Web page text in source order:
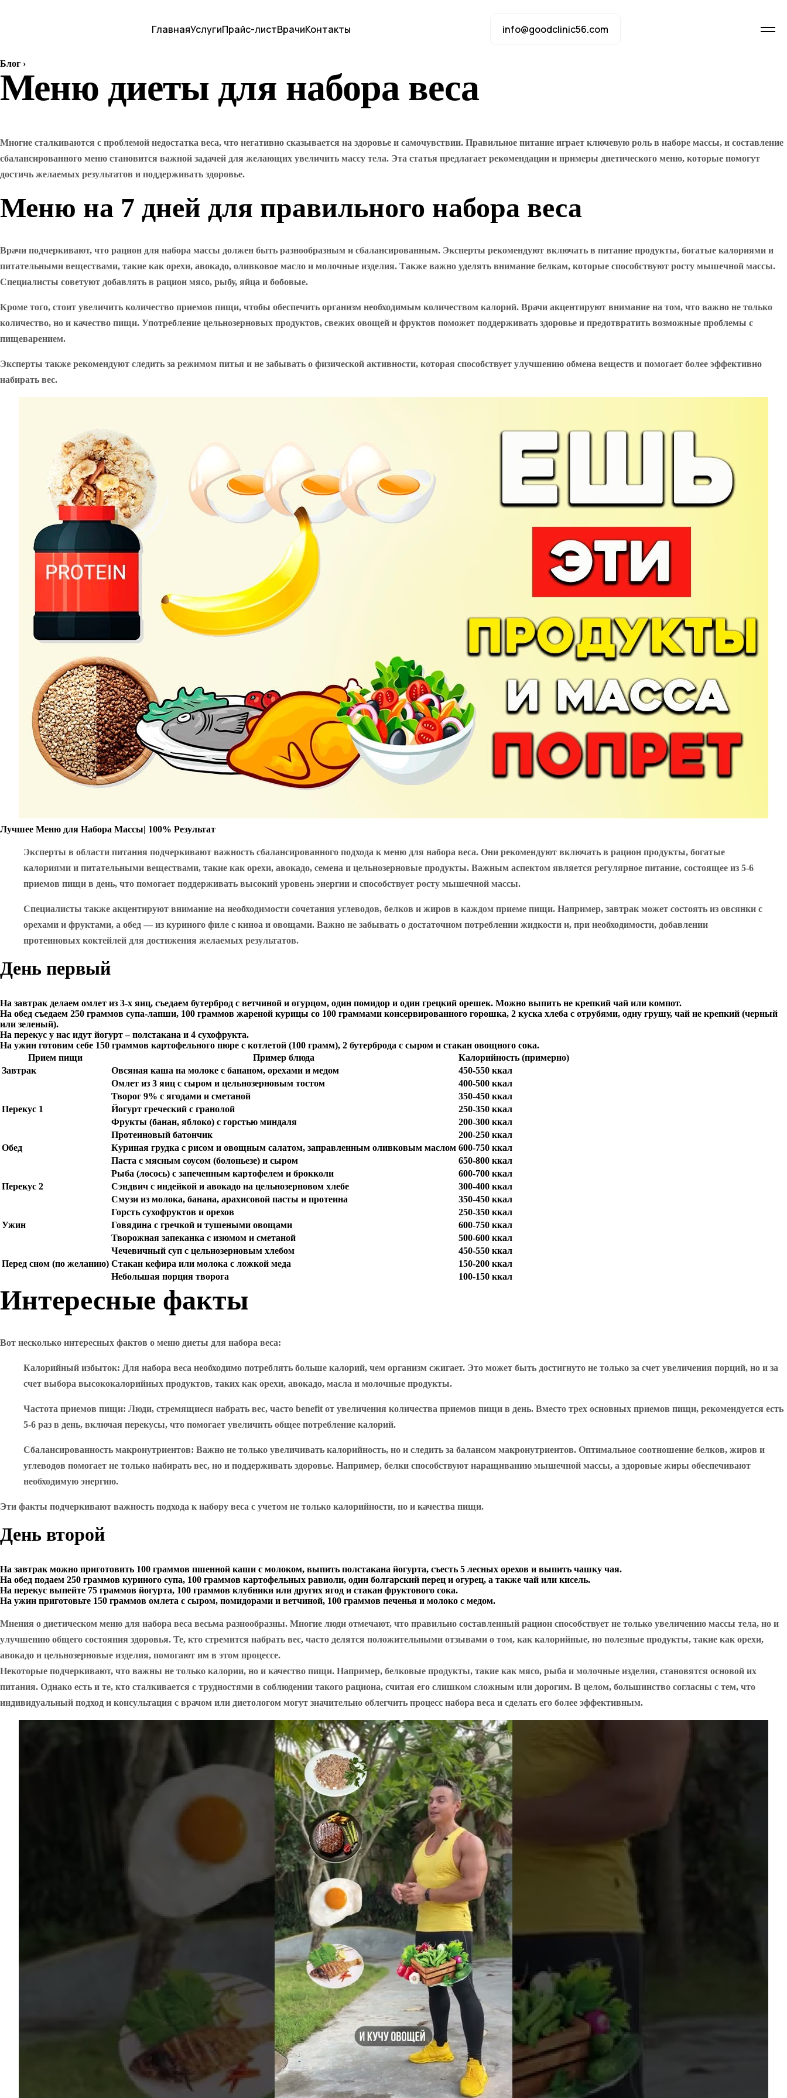
ГлавнаяУслугиПрайс-листВрачиКонтакты info@goodclinic56.com
Блог ›
Меню диеты для набора веса
Многие сталкиваются с проблемой недостатка веса, что негативно сказывается на здоровье и самочувствии. Правильное питание играет ключевую роль в наборе массы, и составление
сбалансированного меню становится важной задачей для желающих увеличить массу тела. Эта статья предлагает рекомендации и примеры диетического меню, которые помогут
достичь желаемых результатов и поддерживать здоровье.
Меню на 7 дней для правильного набора веса
Врачи подчеркивают, что рацион для набора массы должен быть разнообразным и сбалансированным. Эксперты рекомендуют включать в питание продукты, богатые калориями и
питательными веществами, такие как орехи, авокадо, оливковое масло и молочные изделия. Также важно уделять внимание белкам, которые способствуют росту мышечной массы.
Специалисты советуют добавлять в рацион мясо, рыбу, яйца и бобовые.
Кроме того, стоит увеличить количество приемов пищи, чтобы обеспечить организм необходимым количеством калорий. Врачи акцентируют внимание на том, что важно не только
количество, но и качество пищи. Употребление цельнозерновых продуктов, свежих овощей и фруктов поможет поддерживать здоровье и предотвратить возможные проблемы с
пищеварением.
Эксперты также рекомендуют следить за режимом питья и не забывать о физической активности, которая способствует улучшению обмена веществ и помогает более эффективно
набирать вес.
Лучшее Меню для Набора Массы| 100% Результат
Эксперты в области питания подчеркивают важность сбалансированного подхода к меню для набора веса. Они рекомендуют включать в рацион продукты, богатые
калориями и питательными веществами, такие как орехи, авокадо, семена и цельнозерновые продукты. Важным аспектом является регулярное питание, состоящее из 5-6
приемов пищи в день, что помогает поддерживать высокий уровень энергии и способствует росту мышечной массы.
Специалисты также акцентируют внимание на необходимости сочетания углеводов, белков и жиров в каждом приеме пищи. Например, завтрак может состоять из овсянки с
орехами и фруктами, а обед — из куриного филе с киноа и овощами. Важно не забывать о достаточном потреблении жидкости и, при необходимости, добавлении
протеиновых коктейлей для достижения желаемых результатов.
День первый
На завтрак делаем омлет из 3-х яиц, съедаем бутерброд с ветчиной и огурцом, один помидор и один грецкий орешек. Можно выпить не крепкий чай или компот.
На обед съедаем 250 граммов супа-лапши, 100 граммов жареной курицы со 100 граммами консервированного горошка, 2 куска хлеба с отрубями, одну грушу, чай не крепкий (черный
или зеленый).
На перекус у нас идут йогурт – полстакана и 4 сухофрукта.
На ужин готовим себе 150 граммов картофельного пюре с котлетой (100 грамм), 2 бутерброда с сыром и стакан овощного сока.
Прием пищи
Пример блюда
Калорийность (примерно)
Завтрак
Овсяная каша на молоке с бананом, орехами и медом
450-550 ккал
Омлет из 3 яиц с сыром и цельнозерновым тостом
400-500 ккал
Творог 9% с ягодами и сметаной
350-450 ккал
Перекус 1
Йогурт греческий с гранолой
250-350 ккал
Фрукты (банан, яблоко) с горстью миндаля
200-300 ккал
Протеиновый батончик
200-250 ккал
Обед
Куриная грудка с рисом и овощным салатом, заправленным оливковым маслом 600-750 ккал
Паста с мясным соусом (болоньезе) и сыром
650-800 ккал
Рыба (лосось) с запеченным картофелем и брокколи
600-700 ккал
Перекус 2
Сэндвич с индейкой и авокадо на цельнозерновом хлебе
300-400 ккал
Смузи из молока, банана, арахисовой пасты и протеина
350-450 ккал
Горсть сухофруктов и орехов
250-350 ккал
Ужин
Говядина с гречкой и тушеными овощами
600-750 ккал
Творожная запеканка с изюмом и сметаной
500-600 ккал
Чечевичный суп с цельнозерновым хлебом
450-550 ккал
Перед сном (по желанию) Стакан кефира или молока с ложкой меда
150-200 ккал
Небольшая порция творога
100-150 ккал
Интересные факты
Вот несколько интересных фактов о меню диеты для набора веса:
Калорийный избыток: Для набора веса необходимо потреблять больше калорий, чем организм сжигает. Это может быть достигнуто не только за счет увеличения порций, но и за
счет выбора высококалорийных продуктов, таких как орехи, авокадо, масла и молочные продукты.
Частота приемов пищи: Люди, стремящиеся набрать вес, часто benefit от увеличения количества приемов пищи в день. Вместо трех основных приемов пищи, рекомендуется есть
5-6 раз в день, включая перекусы, что помогает увеличить общее потребление калорий.
Сбалансированность макронутриентов: Важно не только увеличивать калорийность, но и следить за балансом макронутриентов. Оптимальное соотношение белков, жиров и
углеводов помогает не только набирать вес, но и поддерживать здоровье. Например, белки способствуют наращиванию мышечной массы, а здоровые жиры обеспечивают
необходимую энергию.
Эти факты подчеркивают важность подхода к набору веса с учетом не только калорийности, но и качества пищи.
День второй
На завтрак можно приготовить 100 граммов пшенной каши с молоком, выпить полстакана йогурта, съесть 5 лесных орехов и выпить чашку чая.
На обед подаем 250 граммов куриного супа, 100 граммов картофельных равиоли, один болгарский перец и огурец, а также чай или кисель.
На перекус выпейте 75 граммов йогурта, 100 граммов клубники или других ягод и стакан фруктового сока.
На ужин приготовьте 150 граммов омлета с сыром, помидорами и ветчиной, 100 граммов печенья и молоко с медом.
Мнения о диетическом меню для набора веса весьма разнообразны. Многие люди отмечают, что правильно составленный рацион способствует не только увеличению массы тела, но и
улучшению общего состояния здоровья. Те, кто стремится набрать вес, часто делятся положительными отзывами о том, как калорийные, но полезные продукты, такие как орехи,
авокадо и цельнозерновые изделия, помогают им в этом процессе.
Некоторые подчеркивают, что важны не только калории, но и качество пищи. Например, белковые продукты, такие как мясо, рыба и молочные изделия, становятся основой их
питания. Однако есть и те, кто сталкивается с трудностями в соблюдении такого рациона, считая его слишком сложным или дорогим. В целом, большинство согласны с тем, что
индивидуальный подход и консультация с врачом или диетологом могут значительно облегчить процесс набора веса и сделать его более эффективным.